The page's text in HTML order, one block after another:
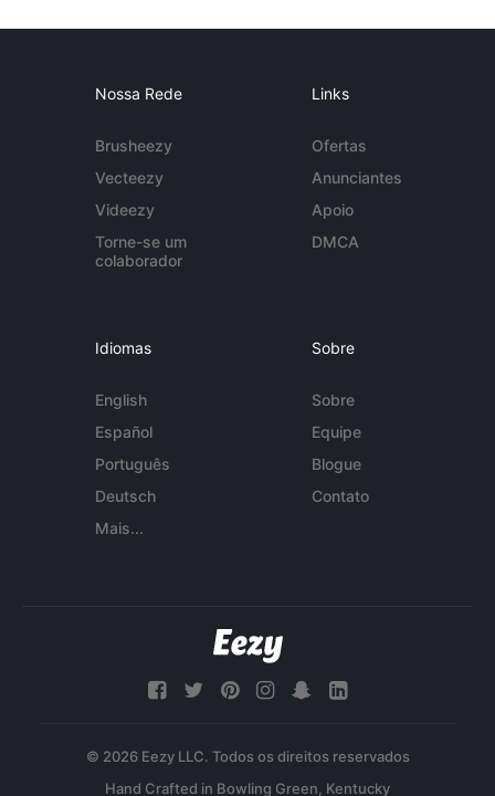
Nossa Rede
Brusheezy
Vecteezy
Videezy
Torne-se um
colaborador
Links
Ofertas
Anunciantes
Apoio
DMCA
Idiomas
English
Español
Português
Deutsch
Mais...
Sobre
Sobre
Equipe
Blogue
Contato
© 2026 Eezy LLC. Todos os direitos reservados